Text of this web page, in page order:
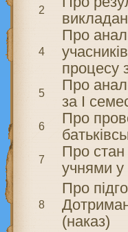
2
4
Про
процесу
5
Про
за І
6
Про
7
Про
учнями у
8
Про
(наказ)